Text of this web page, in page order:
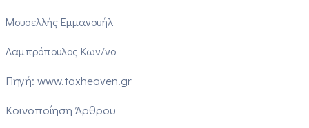
Μουσελλής Εμμανουήλ
Λαμπρόπουλος Κων/νο
Πηγή: www.taxheaven.gr
Κοινοποίηση Άρθρου